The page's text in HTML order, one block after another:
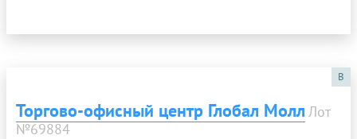
B
Торгово-офисный центр Глобал Молл Лот
№69884